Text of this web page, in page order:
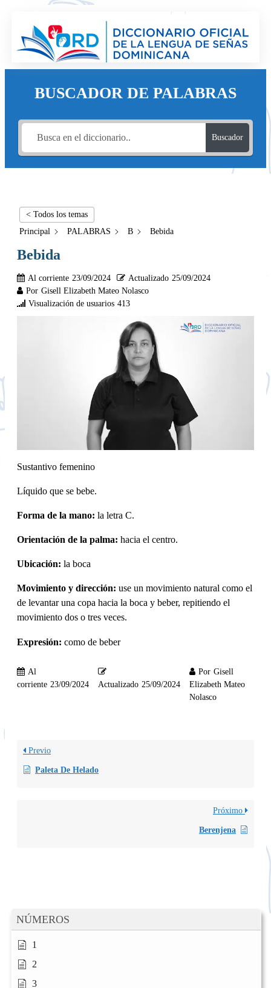
BUSCADOR DE PALABRAS
Buscador
NÚMEROS
1
2
3
< Todos los temas
Principal
PALABRAS B Bebida
Bebida
Al corriente 23/09/2024 Actualizado 25/09/2024
Por Gisell Elizabeth Mateo Nolasco
Visualización de usuarios 413
Sustantivo femenino
Líquido que se bebe.
Forma de la mano: la letra C.
Orientación de la palma: hacia el centro.
Ubicación: la boca
Movimiento y dirección: use un movimiento natural como el
de levantar una copa hacia la boca y beber, repitiendo el
movimiento dos o tres veces.
Expresión: como de beber
Al
corriente 23/09/2024 Actualizado 25/09/2024
Por Gisell
Elizabeth Mateo
Nolasco
Previo
Paleta De Helado
Próximo
Berenjena